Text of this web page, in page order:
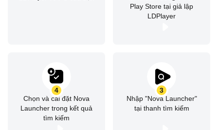
riêng của bạn để tạo phong cách cá nhân.
🔍 Hệ thống tìm kiếm mạnh mẽ
Tìm kiếm nội dung trong ứng dụng, danh bạ và các dịch vụ
khác với tích hợp nền tảng yêu thích. Nhận Micro Results
tức thì cho phép tính, chuyển đổi đơn vị và theo dõi đơn
Play Store tại giả lập
LDPlayer
3
Nhập "Nova Launcher"
tại thanh tìm kiếm
4
Chọn và cài đặt Nova
Launcher trong kết quả
tìm kiếm